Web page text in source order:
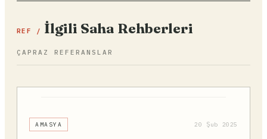
REF / İlgili Saha Rehberleri
ÇAPRAZ REFERANSLAR
AMASYA 20 Şub 2025